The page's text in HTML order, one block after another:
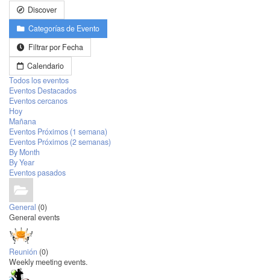
Discover
Categorías de Evento
Filtrar por Fecha
Calendario
Todos los eventos
Eventos Destacados
Eventos cercanos
Hoy
Mañana
Eventos Próximos (1 semana)
Eventos Próximos (2 semanas)
By Month
By Year
Eventos pasados
General (0)
General events
Reunión (0)
Weekly meeting events.